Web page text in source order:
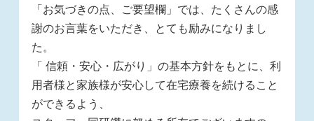
「お気づきの点、ご要望欄」では、たくさんの感
謝のお言葉をいただき、とても励みになりまし
た。
「 信頼・安心・広がり」の基本方針をもとに、利
用者様と家族様が安心して在宅療養を続けること
ができるよう、